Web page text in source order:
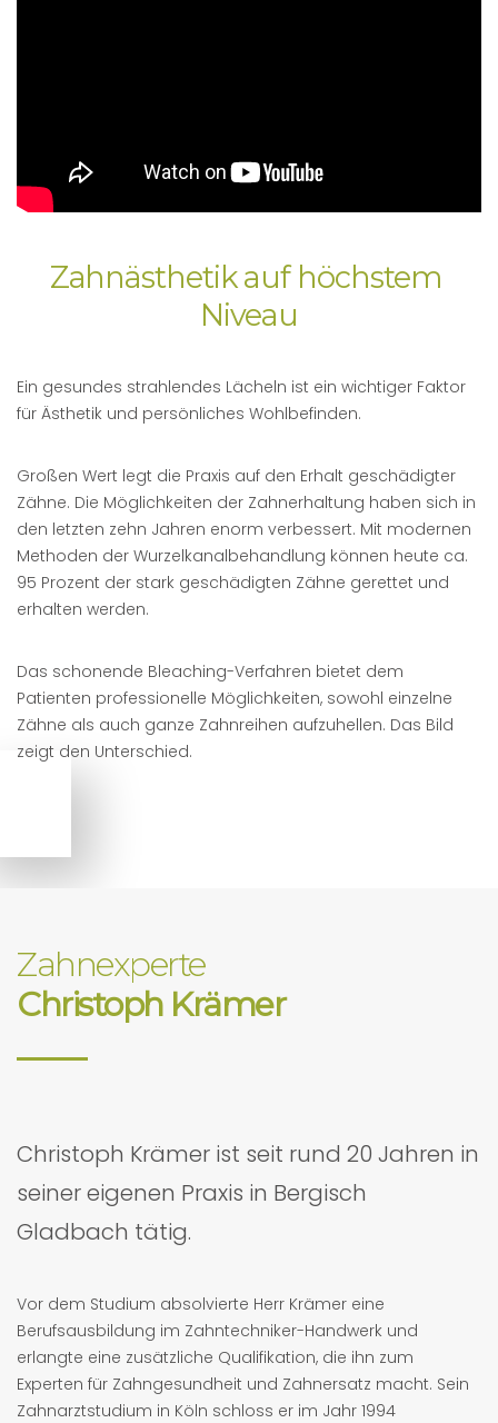
Zahnästhetik auf höchstem
Niveau
Ein gesundes strahlendes Lächeln ist ein wichtiger Faktor
für Ästhetik und persönliches Wohlbefinden.
Großen Wert legt die Praxis auf den Erhalt geschädigter
Zähne. Die Möglichkeiten der Zahnerhaltung haben sich in
den letzten zehn Jahren enorm verbessert. Mit modernen
Methoden der Wurzelkanalbehandlung können heute ca.
95 Prozent der stark geschädigten Zähne gerettet und
erhalten werden.
Das schonende Bleaching-Verfahren bietet dem
Patienten professionelle Möglichkeiten, sowohl einzelne
Zähne als auch ganze Zahnreihen aufzuhellen. Das Bild
zeigt den Unterschied.
Zahnexperte
Christoph Krämer
Christoph Krämer ist seit rund 20 Jahren in
seiner eigenen Praxis in Bergisch
Gladbach tätig.
Vor dem Studium absolvierte Herr Krämer eine
Berufsausbildung im Zahntechniker-Handwerk und
erlangte eine zusätzliche Qualifikation, die ihn zum
Experten für Zahngesundheit und Zahnersatz macht. Sein
Zahnarztstudium in Köln schloss er im Jahr 1994